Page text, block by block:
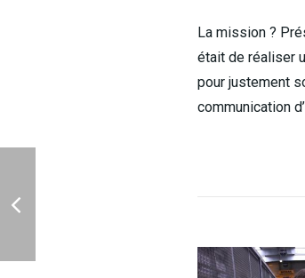
La mission ?
était de réaliser
pour justement
communication